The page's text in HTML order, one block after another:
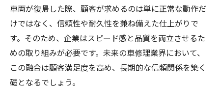
車両が復帰した際、顧客が求めるのは単に正常な動作だ
けではなく、信頼性や耐久性を兼ね備えた仕上がりで
す。そのため、企業はスピード感と品質を両立させるた
めの取り組みが必要です。未来の車修理業界において、
この融合は顧客満足度を高め、長期的な信頼関係を築く
礎となるでしょう。